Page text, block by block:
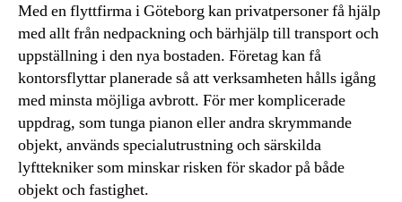
Med en flyttfirma i Göteborg kan privatpersoner få hjälp
med allt från nedpackning och bärhjälp till transport och
uppställning i den nya bostaden. Företag kan få
kontorsflyttar planerade så att verksamheten hålls igång
med minsta möjliga avbrott. För mer komplicerade
uppdrag, som tunga pianon eller andra skrymmande
objekt, används specialutrustning och särskilda
lyfttekniker som minskar risken för skador på både
objekt och fastighet.